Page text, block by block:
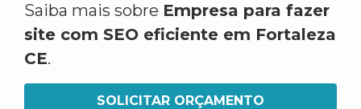
Saiba mais sobre Empresa para fazer
site com SEO eficiente em Fortaleza
CE.
SOLICITAR ORÇAMENTO